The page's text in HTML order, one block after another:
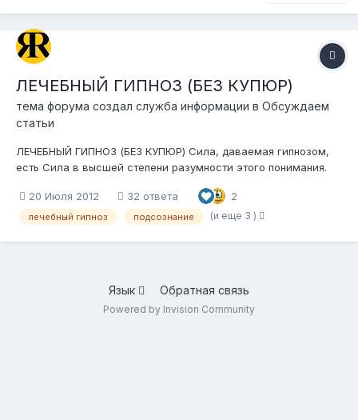
ЛЕЧЕБНЫЙ ГИПНОЗ (БЕЗ КУПЮР)
тема форума создал служба информации в Обсуждаем
статьи
ЛЕЧЕБНЫЙ ГИПНОЗ (БЕЗ КУПЮР) Сила, даваемая гипнозом,
есть Сила в высшей степени разумности этого понимания.
личность врача (кроме профессиональных навыков)
впитавшая в себя гипноз как цель, как средство, как часть
20 Июля 2012 32 ответа 2
лечебный гипноз подсознание (и еще 3 )
Язык Обратная связь
Powered by Invision Community